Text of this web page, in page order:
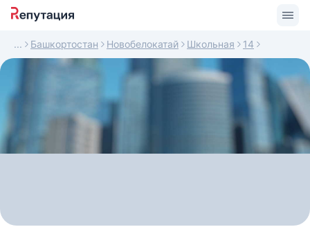
Башкортостан Новобелокатай Школьная 14